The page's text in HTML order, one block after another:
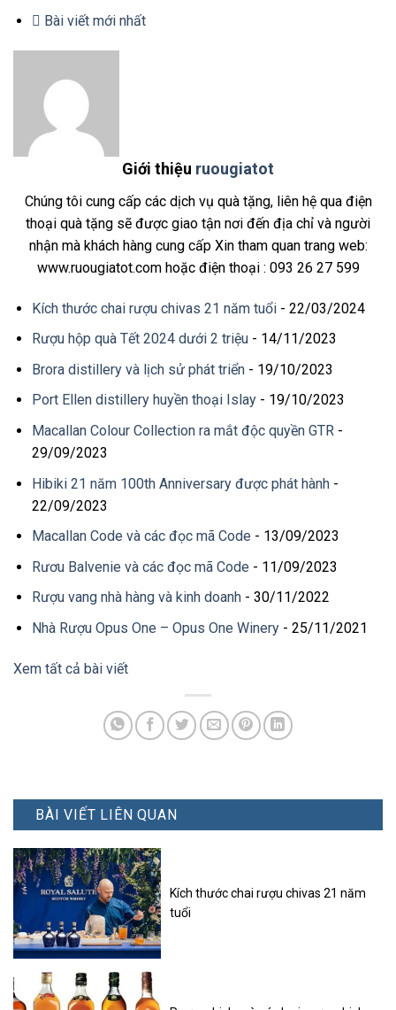
Bài viết mới nhất
Giới thiệu ruougiatot
Chúng tôi cung cấp các dịch vụ quà tặng, liên hệ qua điện
thoại quà tặng sẽ được giao tận nơi đến địa chỉ và người
nhận mà khách hàng cung cấp Xin tham quan trang web:
www.ruougiatot.com hoặc điện thoại : 093 26 27 599
Kích thước chai rượu chivas 21 năm tuổi - 22/03/2024
Rượu hộp quà Tết 2024 dưới 2 triệu - 14/11/2023
Brora distillery và lịch sử phát triển - 19/10/2023
Port Ellen distillery huyền thoại Islay - 19/10/2023
Macallan Colour Collection ra mắt độc quyền GTR -
29/09/2023
Hibiki 21 năm 100th Anniversary được phát hành -
22/09/2023
Macallan Code và các đọc mã Code - 13/09/2023
Rươu Balvenie và các đọc mã Code - 11/09/2023
Rượu vang nhà hàng và kinh doanh - 30/11/2022
Nhà Rượu Opus One – Opus One Winery - 25/11/2021
Xem tất cả bài viết
BÀI VIẾT LIÊN QUAN
Kích thước chai rượu chivas 21 năm
tuổi